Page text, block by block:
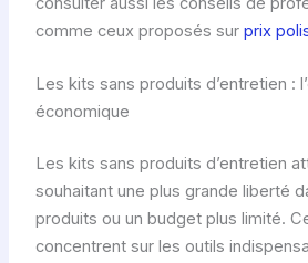
comme ceux proposés sur prix
Les kits sans produits d’entretien :
économique
Les kits sans produits d’entretien
souhaitant une plus grande liberté
produits ou un budget plus limité.
concentrent sur les outils